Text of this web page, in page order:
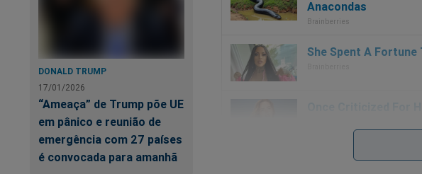
DONALD TRUMP
17/01/2026
“Ameaça” de Trump põe UE
em pânico e reunião de
emergência com 27 países
é convocada para amanhã